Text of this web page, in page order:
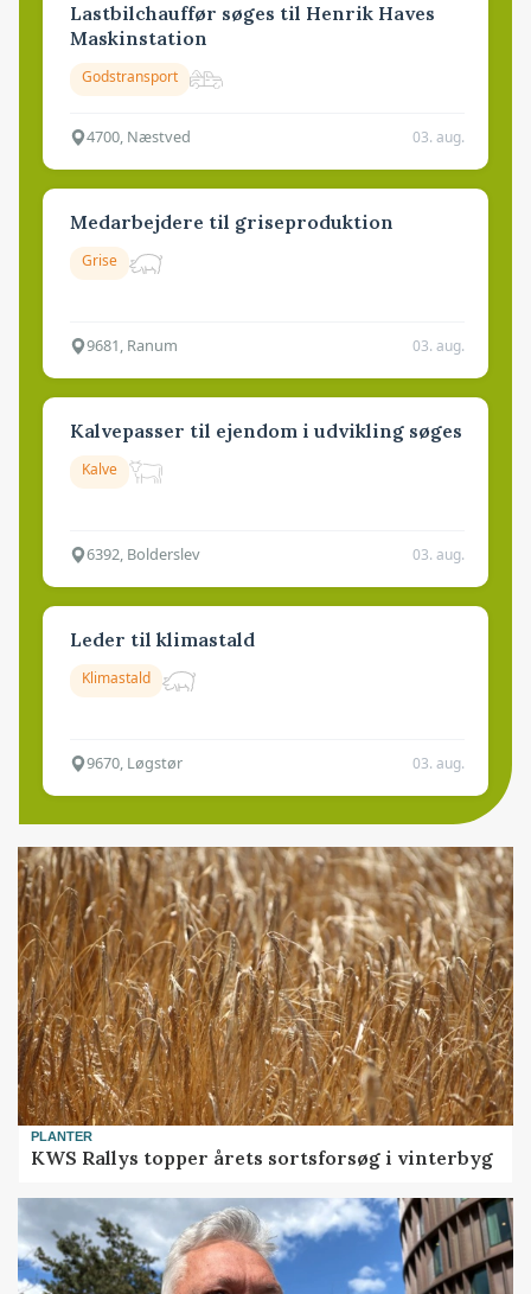
Lastbilchauffør søges til Henrik Haves
Maskinstation
Godstransport
4700, Næstved 03. aug.
Medarbejdere til griseproduktion
Grise
9681, Ranum 03. aug.
Kalvepasser til ejendom i udvikling søges
Kalve
6392, Bolderslev 03. aug.
Leder til klimastald
Klimastald
9670, Løgstør 03. aug.
PLANTER
KWS Rallys topper årets sortsforsøg i vinterbyg